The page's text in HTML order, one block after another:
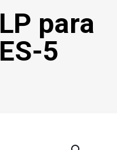
para
5